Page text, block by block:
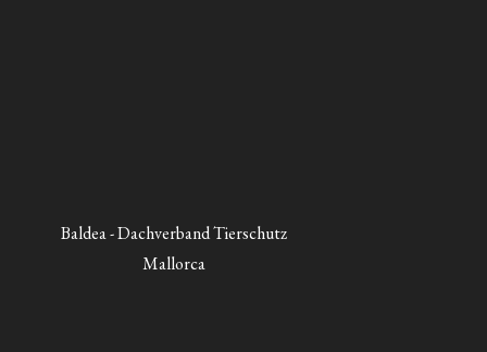
Baldea - Dachverband Tierschutz
Mallorca